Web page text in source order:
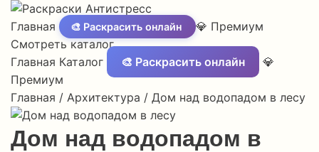
Главная 🎨 Раскрасить онлайн
💎 Премиум
Смотреть каталог
Главная Каталог 🎨 Раскрасить онлайн
💎
Премиум
Главная / Архитектура / Дом над водопадом в лесу
Дом над водопадом в